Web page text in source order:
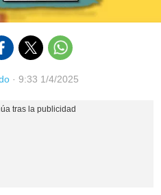
· 9:33 1/4/2025